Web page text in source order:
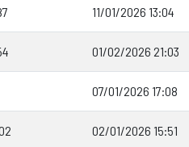
11/01/2026 13:04
01/02/2026 21:03
07/01/2026 17:08
02/01/2026 15:51